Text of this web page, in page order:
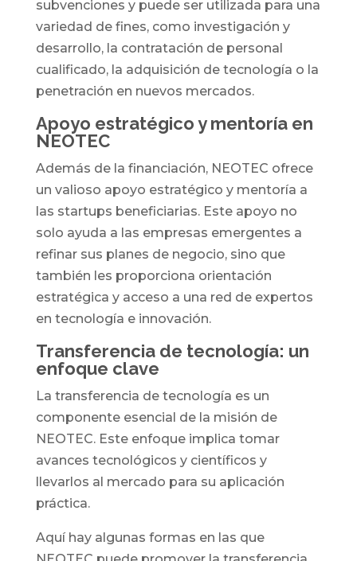
subvenciones y puede ser utilizada para una
variedad de fines, como investigación y
desarrollo, la contratación de personal
cualificado, la adquisición de tecnología o la
penetración en nuevos mercados.
Apoyo estratégico y mentoría en
NEOTEC
Además de la financiación, NEOTEC ofrece
un valioso apoyo estratégico y mentoría a
las startups beneficiarias. Este apoyo no
solo ayuda a las empresas emergentes a
refinar sus planes de negocio, sino que
también les proporciona orientación
estratégica y acceso a una red de expertos
en tecnología e innovación.
Transferencia de tecnología: un
enfoque clave
La transferencia de tecnología es un
componente esencial de la misión de
NEOTEC. Este enfoque implica tomar
avances tecnológicos y científicos y
llevarlos al mercado para su aplicación
práctica.
Aquí hay algunas formas en las que